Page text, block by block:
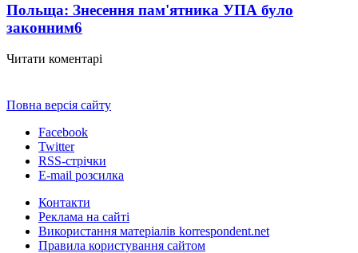
Польща: Знесення пам'ятника УПА було
законним6
Читати коментарі
Повна версія сайту
Facebook
Twitter
RSS-стрічки
E-mail розсилка
Контакти
Реклама на сайті
Використання матеріалів korrespondent.net
Правила користування сайтом